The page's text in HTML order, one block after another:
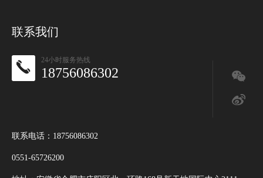
联系我们
24小时服务热线
18756086302
联系电话：18756086302
0551-65726200